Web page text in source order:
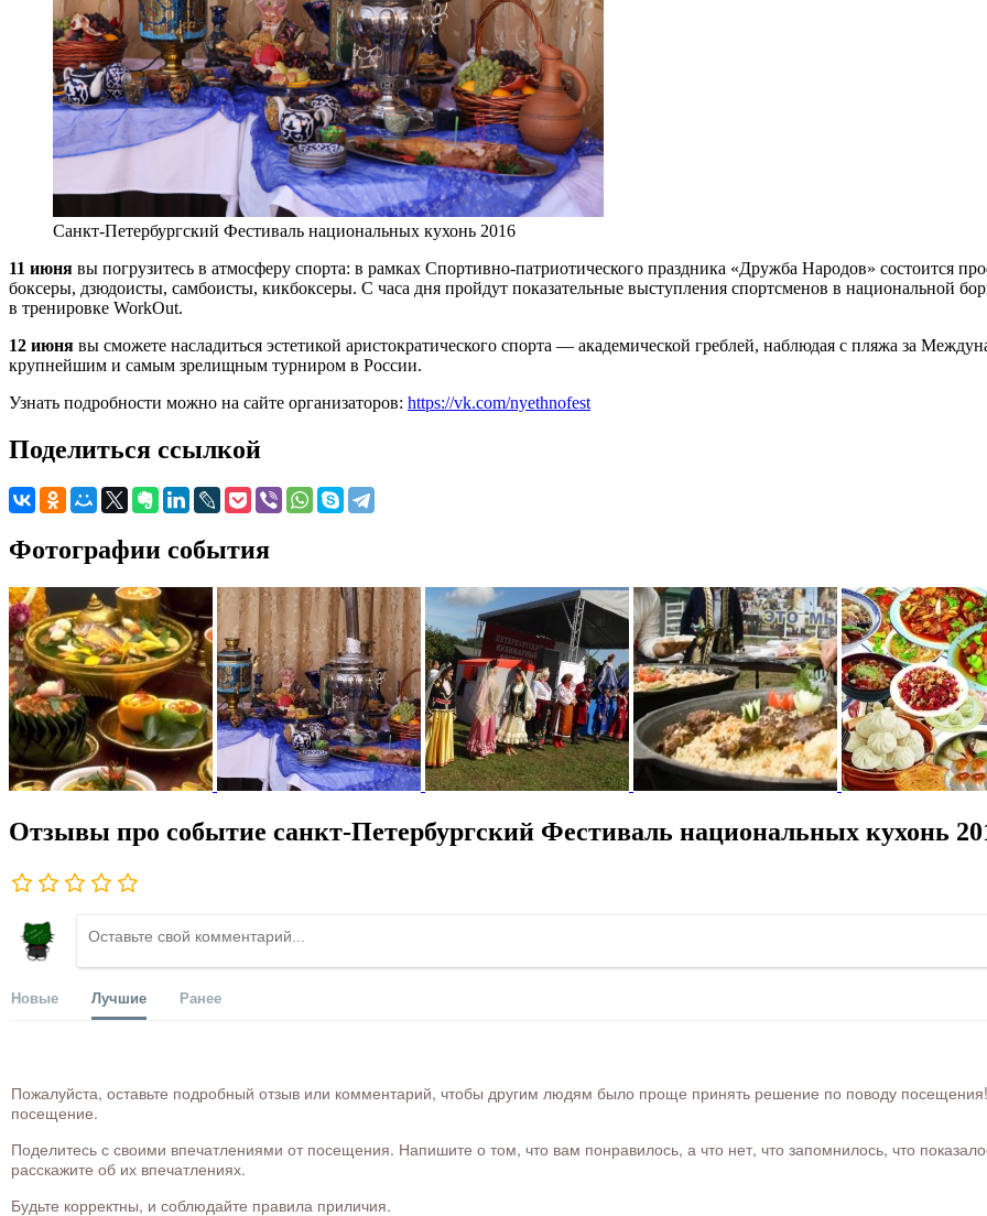
Санкт-Петербургский Фестиваль национальных кухонь 2016
11 июня вы погрузитесь в атмосферу спорта: в рамках Спортивно-патриотического праздника «Дружба Народов» состоится
боксеры, дзюдоисты, самбоисты, кикбоксеры. С часа дня пройдут показательные выступления спортсменов в национальной
в тренировке WorkOut.
12 июня вы сможете насладиться эстетикой аристократического спорта — академической греблей, наблюдая с пляжа за
крупнейшим и самым зрелищным турниром в России.
Узнать подробности можно на сайте организаторов: https://vk.com/nyethnofest
Поделиться ссылкой
Фотографии события
Отзывы про событие санкт-Петербургский Фестиваль национальных кухонь
Новые Лучшие Ранее
Пожалуйста, оставьте подробный отзыв или комментарий, чтобы другим людям было проще принять решение по поводу посещения!
посещение.
Поделитесь с своими впечатлениями от посещения. Напишите о том, что вам понравилось, а что нет, что запомнилось, что
расскажите об их впечатлениях.
Будьте корректны, и соблюдайте правила приличия.